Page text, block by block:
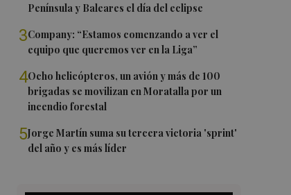
Península y Baleares el día del eclipse
3Company: “Estamos comenzando a ver el
equipo que queremos ver en la Liga”
4Ocho helicópteros, un avión y más de 100
brigadas se movilizan en Moratalla por un
incendio forestal
5Jorge Martín suma su tercera victoria 'sprint'
del año y es más líder